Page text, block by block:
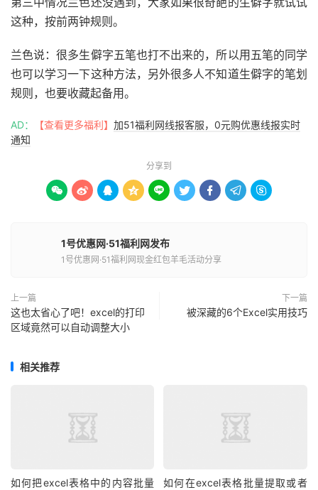
这种，按前两钟规则。
兰色说：很多生僻字五笔也打不出来的，所以用五笔的同学
也可以学习一下这种方法，另外很多人不知道生僻字的笔划
规则，也要收藏起备用。
AD： 【查看更多福利】 加51福利网线报客服，0元购优惠线报实时
通知
分享到
        
1号优惠网·51福利网发布
1号优惠网·51福利网现金红包羊毛活动分享
上一篇
这也太省心了吧！excel的打印
区域竟然可以自动调整大小
下一篇
被深藏的6个Excel实用技巧
相关推荐
如何把excel表格中的内容批量
如何在excel表格批量提取或者